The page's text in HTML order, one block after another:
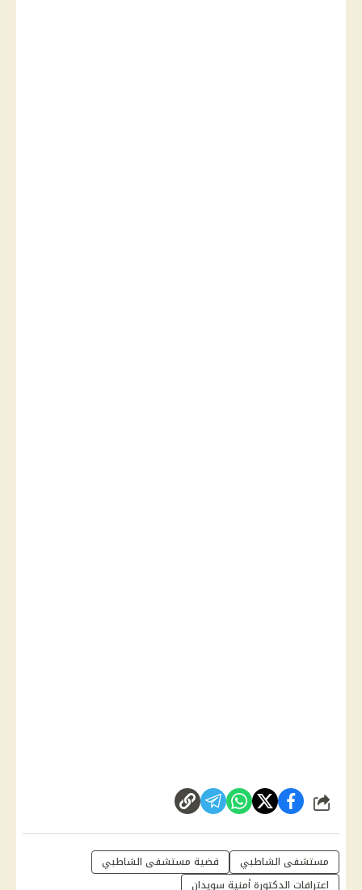
شارك
مستشفى الشاطبي
قضية مستشفى الشاطبي
اعترافات الدكتورة أمنية سويدان